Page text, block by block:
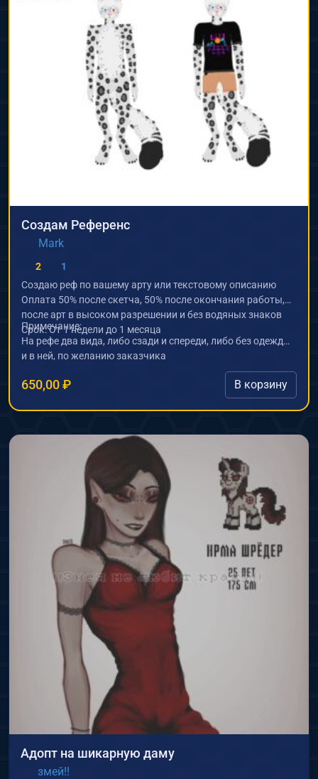
Создам Референс
Mark
2
1
Создаю реф по вашему арту или текстовому описанию
Оплата 50% после скетча, 50% после окончания работы,
после арт в высоком разрешении и без водяных знаков
Срок: От 1 недели до 1 месяца
Примечание:
На рефе два вида, либо сзади и спереди, либо без одежды
и в ней, по желанию заказчика
650,00₽ В корзину
Адопт на шикарную даму
змей!!